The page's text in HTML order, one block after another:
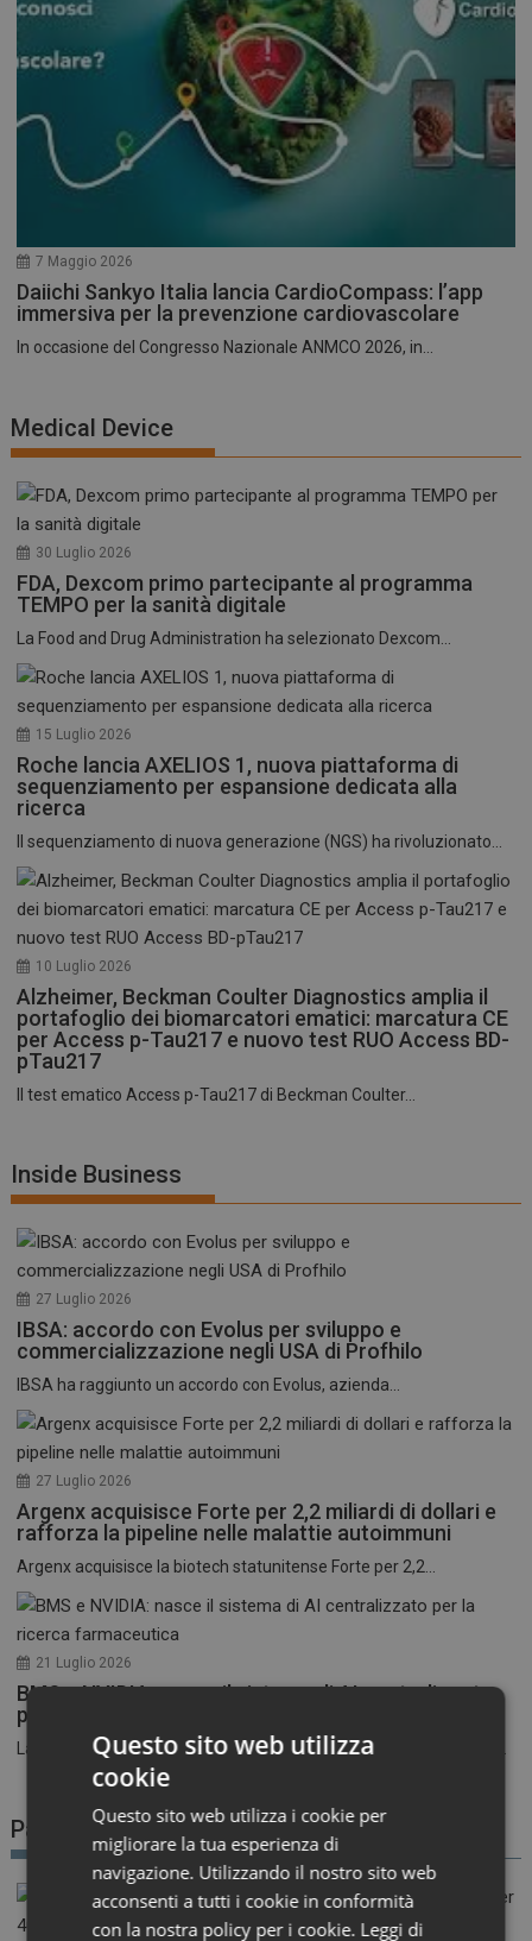
7 Maggio 2026
Daiichi Sankyo Italia lancia CardioCompass: l’app
immersiva per la prevenzione cardiovascolare
In occasione del Congresso Nazionale ANMCO 2026, in...
Medical Device
30 Luglio 2026
FDA, Dexcom primo partecipante al programma
TEMPO per la sanità digitale
La Food and Drug Administration ha selezionato Dexcom...
15 Luglio 2026
Roche lancia AXELIOS 1, nuova piattaforma di
sequenziamento per espansione dedicata alla
ricerca
Il sequenziamento di nuova generazione (NGS) ha rivoluzionato...
10 Luglio 2026
Alzheimer, Beckman Coulter Diagnostics amplia il
portafoglio dei biomarcatori ematici: marcatura CE
per Access p-Tau217 e nuovo test RUO Access BD-
pTau217
Il test ematico Access p-Tau217 di Beckman Coulter...
Inside Business
27 Luglio 2026
IBSA: accordo con Evolus per sviluppo e
commercializzazione negli USA di Profhilo
IBSA ha raggiunto un accordo con Evolus, azienda...
27 Luglio 2026
Argenx acquisisce Forte per 2,2 miliardi di dollari e
rafforza la pipeline nelle malattie autoimmuni
Argenx acquisisce la biotech statunitense Forte per 2,2...
21 Luglio 2026
BMS e NVIDIA: nasce il sistema di AI centralizzato
per la ricerca farmaceutica
La corsa all’intelligenza artificiale nel settore farmaceutico entra...
Patient Advocacy
Questo sito web utilizza
cookie
Questo sito web utilizza i cookie per
migliorare la tua esperienza di
navigazione. Utilizzando il nostro sito web
acconsenti a tutti i cookie in conformità
con la nostra policy per i cookie. Leggi di